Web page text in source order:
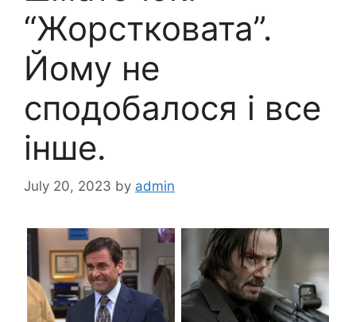
“Жорстковата”.
Йому не
сподобалося і все
інше.
July 20, 2023 by admin